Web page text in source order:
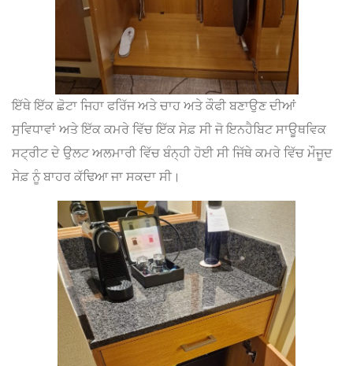
ਇੱਥੇ ਇੱਕ ਛੋਟਾ ਜਿਹਾ ਫਰਿੱਜ ਅਤੇ ਚਾਹ ਅਤੇ ਕੌਫੀ ਬਣਾਉਣ ਦੀਆਂ
ਸੁਵਿਧਾਵਾਂ ਅਤੇ ਇੱਕ ਕਮਰੇ ਵਿੱਚ ਇੱਕ ਸੇਫ਼ ਸੀ ਜੋ ਇਨਹੈਬਿਟ ਸਾਊਥਵਿਕ
ਸਟ੍ਰੀਟ ਦੇ ਉਲਟ ਅਲਮਾਰੀ ਵਿੱਚ ਬੰਨ੍ਹੀ ਹੋਈ ਸੀ ਜਿੱਥੇ ਕਮਰੇ ਵਿੱਚ ਮੌਜੂਦ
ਸੇਫ਼ ਨੂੰ ਬਾਹਰ ਕੱਢਿਆ ਜਾ ਸਕਦਾ ਸੀ।